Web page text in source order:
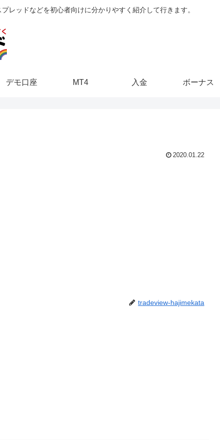
レッドなどを初心者向けに分かりやすく紹介して行きます。
デモ口座 MT4 入金 ボーナス
2020.01.22
tradeview-hajimekata